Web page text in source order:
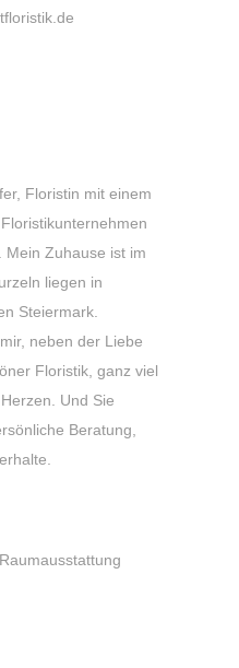
Floristin mit einem
Zuhause ist im
liegen in
Steiermark.
neben der Liebe
Floristik, ganz viel
Und Sie
Beratung,